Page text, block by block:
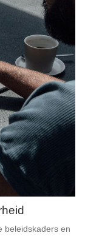
beleidskaders en